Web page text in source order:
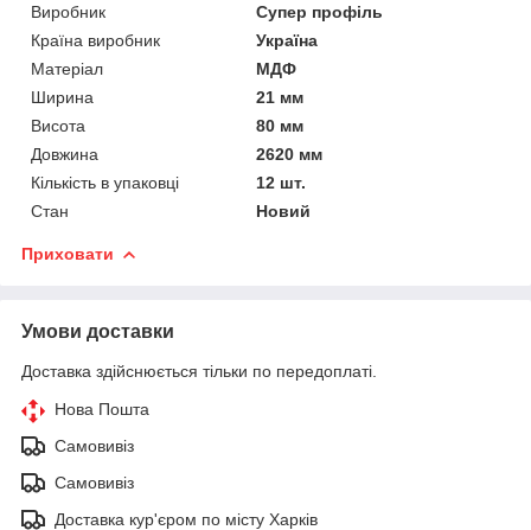
Виробник
Супер профіль
Країна виробник
Україна
Матеріал
МДФ
Ширина
21 мм
Висота
80 мм
Довжина
2620 мм
Кількість в упаковці
12 шт.
Стан
Новий
Приховати
Умови доставки
Доставка здійснюється тільки по передоплаті.
Нова Пошта
Самовивіз
Самовивіз
Доставка кур'єром по місту Харків